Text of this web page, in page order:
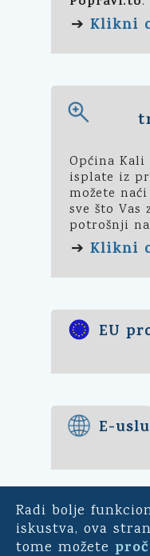
Radi bolje
iskustva, ova
tome možete
➔ Klikni
Općina Kali
isplate iz
možete
sve što Vas
potrošnji
➔ Klikni
EU
E-
E-